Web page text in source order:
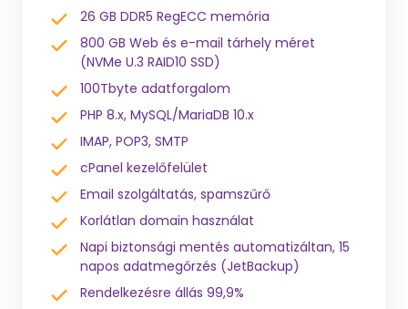
26 GB DDR5 RegECC memória
800 GB Web és e-mail tárhely méret
(NVMe U.3 RAID10 SSD)
100Tbyte adatforgalom
PHP 8.x, MySQL/MariaDB 10.x
IMAP, POP3, SMTP
cPanel kezelőfelület
Email szolgáltatás, spamszűrő
Korlátlan domain használat
Napi biztonsági mentés automatizáltan, 15
napos adatmegőrzés (JetBackup)
Rendelkezésre állás 99,9%